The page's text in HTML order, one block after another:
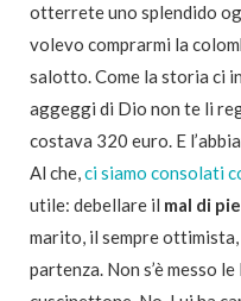
otterrete uno splendido
volevo comprarmi la
salotto. Come la storia ci
aggeggi di Dio non te li
costava 320 euro. E
Al che,ci siamo consolati
utile: debellare il mal di
marito, il sempre
partenza. Non s’è messo